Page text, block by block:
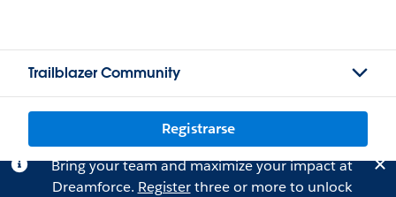
Trailblazer Community
Registrarse
Bring your team and maximize your impact at
Dreamforce. Registerthree or more to unlock